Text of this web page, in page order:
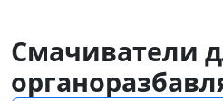
Смачиватели